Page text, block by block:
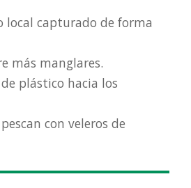
local capturado de forma
más manglares.
plástico hacia los
con veleros de